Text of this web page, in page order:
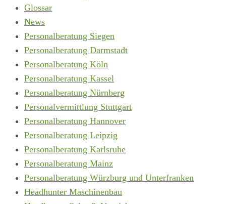
Glossar
News
Personalberatung Siegen
Personalberatung Darmstadt
Personalberatung Köln
Personalberatung Kassel
Personalberatung Nürnberg
Personalvermittlung Stuttgart
Personalberatung Hannover
Personalberatung Leipzig
Personalberatung Karlsruhe
Personalberatung Mainz
Personalberatung Würzburg und Unterfranken
Headhunter Maschinenbau